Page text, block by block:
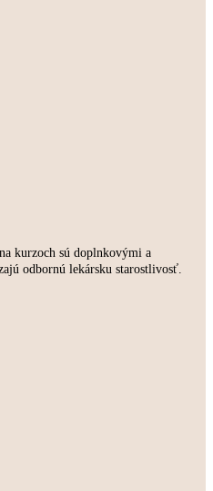
kurzoch sú doplnkovými a
odbornú lekársku starostlivosť.